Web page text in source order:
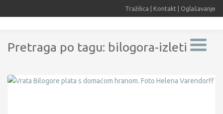
Tražilica Kontakt Oglašavanje
Pretraga po tagu: bilogora-izleti